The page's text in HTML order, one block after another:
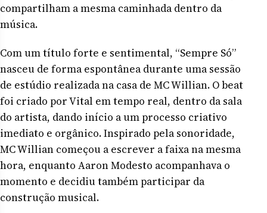
compartilham a mesma caminhada dentro da
música.
Com um título forte e sentimental, “Sempre Só”
nasceu de forma espontânea durante uma sessão
de estúdio realizada na casa de MC Willian. O beat
foi criado por Vital em tempo real, dentro da sala
do artista, dando início a um processo criativo
imediato e orgânico. Inspirado pela sonoridade,
MC Willian começou a escrever a faixa na mesma
hora, enquanto Aaron Modesto acompanhava o
momento e decidiu também participar da
construção musical.